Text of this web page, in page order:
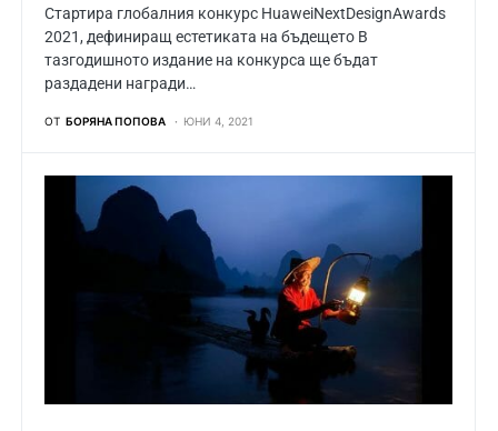
Стартира глобалния конкурс HuaweiNextDesignAwards
2021, дефиниращ естетиката на бъдещето В
тазгодишното издание на конкурса ще бъдат
раздадени награди…
ОТ БОРЯНА ПОПОВА ЮНИ 4, 2021